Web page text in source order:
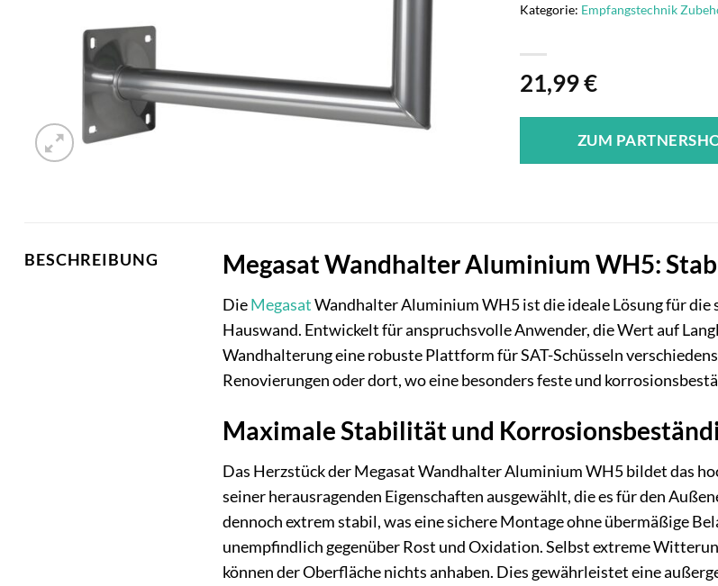
21,99€
ZUM
Kategorie: Empfangstechnik
BESCHREIBUNG Megasat Wandhalter Aluminium WH5:
DieMegasatWandhalter Aluminium WH5 ist die ideale Lösung für
Hauswand. Entwickelt für anspruchsvolle Anwender, die Wert auf
Wandhalterung eine robuste Plattform für SAT-Schüsseln
Renovierungen oder dort, wo eine besonders feste und
Maximale Stabilität und
Das Herzstück der Megasat Wandhalter Aluminium WH5 bildet das
seiner herausragenden Eigenschaften ausgewählt, die es für den
dennoch extrem stabil, was eine sichere Montage ohne übermäßige
unempfindlich gegenüber Rost und Oxidation. Selbst extreme
können der Oberfläche nichts anhaben. Dies gewährleistet eine